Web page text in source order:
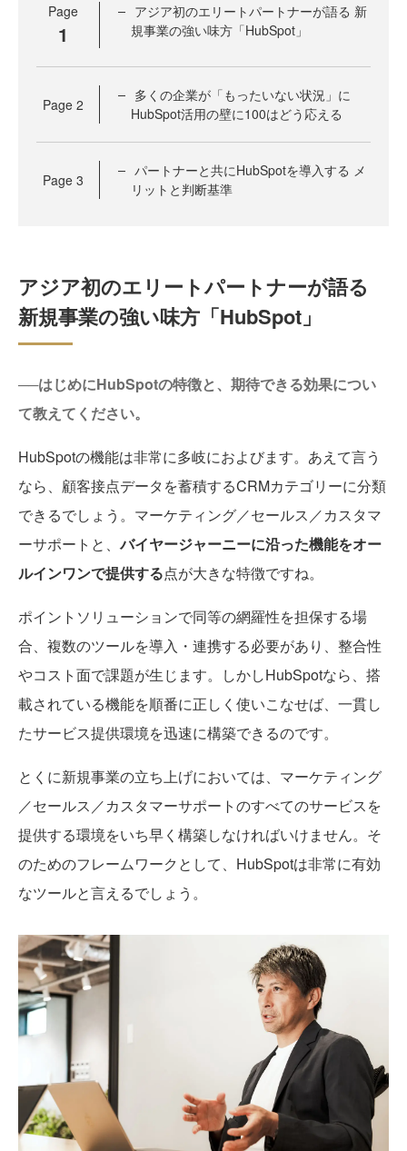
Page
1
アジア初のエリートパートナーが語る 新
規事業の強い味方「HubSpot」
Page 2
多くの企業が「もったいない状況」に
HubSpot活用の壁に100はどう応える
Page 3
パートナーと共にHubSpotを導入する メ
リットと判断基準
アジア初のエリートパートナーが語る
新規事業の強い味方「HubSpot」
──はじめにHubSpotの特徴と、期待できる効果につい
て教えてください。
HubSpotの機能は非常に多岐におよびます。あえて言う
なら、顧客接点データを蓄積するCRMカテゴリーに分類
できるでしょう。マーケティング／セールス／カスタマ
ーサポートと、バイヤージャーニーに沿った機能をオー
ルインワンで提供する点が大きな特徴ですね。
ポイントソリューションで同等の網羅性を担保する場
合、複数のツールを導入・連携する必要があり、整合性
やコスト面で課題が生じます。しかしHubSpotなら、搭
載されている機能を順番に正しく使いこなせば、一貫し
たサービス提供環境を迅速に構築できるのです。
とくに新規事業の立ち上げにおいては、マーケティング
／セールス／カスタマーサポートのすべてのサービスを
提供する環境をいち早く構築しなければいけません。そ
のためのフレームワークとして、HubSpotは非常に有効
なツールと言えるでしょう。